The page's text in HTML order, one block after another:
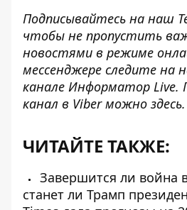
Подписывайтесь на наш
чтобы не пропустить
новостями в режиме
мессенджере следите на
канале Информатор Live.
канал в Viber можно здесь.
ЧИТАЙТЕ ТАКЖЕ:
Завершится ли война
станет ли Трамп